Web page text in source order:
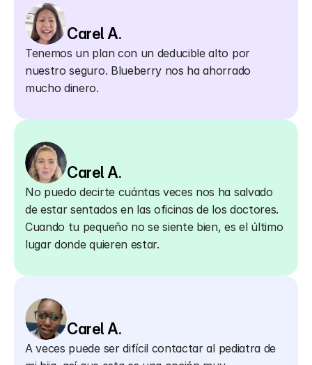
Carel A.
A veces puede ser difícil contactar al pediatra de
Carel A.
No puedo decirte cuántas veces nos ha salvado
de estar sentados en las oficinas de los doctores.
Cuando tu pequeño no se siente bien, es el último
lugar donde quieren estar.
Carel A.
Tenemos un plan con un deducible alto por
nuestro seguro. Blueberry nos ha ahorrado
mucho dinero.